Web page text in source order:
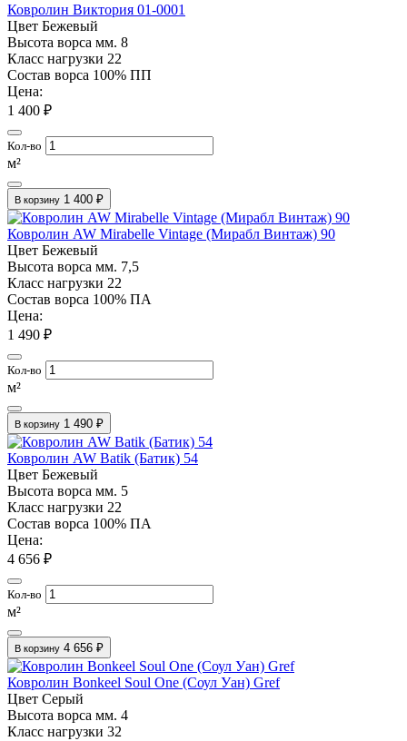
Ковролин Виктория 01-0001
Цвет Бежевый
Высота ворса мм. 8
Класс нагрузки 22
Состав ворса 100% ПП
Цена:
1 400 ₽
Кол-во
м²
В корзину 1 400 ₽
Ковролин AW Mirabelle Vintage (Мирабл Винтаж) 90
Цвет Бежевый
Высота ворса мм. 7,5
Класс нагрузки 22
Состав ворса 100% ПА
Цена:
1 490 ₽
Кол-во
м²
В корзину 1 490 ₽
Ковролин AW Batik (Батик) 54
Цвет Бежевый
Высота ворса мм. 5
Класс нагрузки 22
Состав ворса 100% ПА
Цена:
4 656 ₽
Кол-во
м²
В корзину 4 656 ₽
Ковролин Bonkeel Soul One (Соул Уан) Gref
Цвет Серый
Высота ворса мм. 4
Класс нагрузки 32